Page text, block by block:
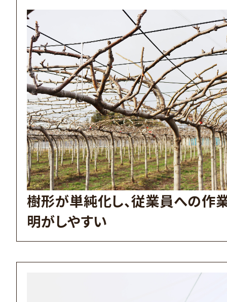
樹形が単純化し、従業員への作
明がしやすい